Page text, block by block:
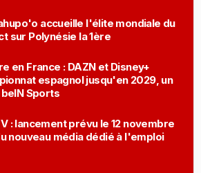
accueille l'élite mondiale du
sur Polynésie la 1ère
en France : DAZN et Disney+
espagnol jusqu'en 2029, un
Sports
: lancement prévu le 12 novembre
nouveau média dédié à l'emploi